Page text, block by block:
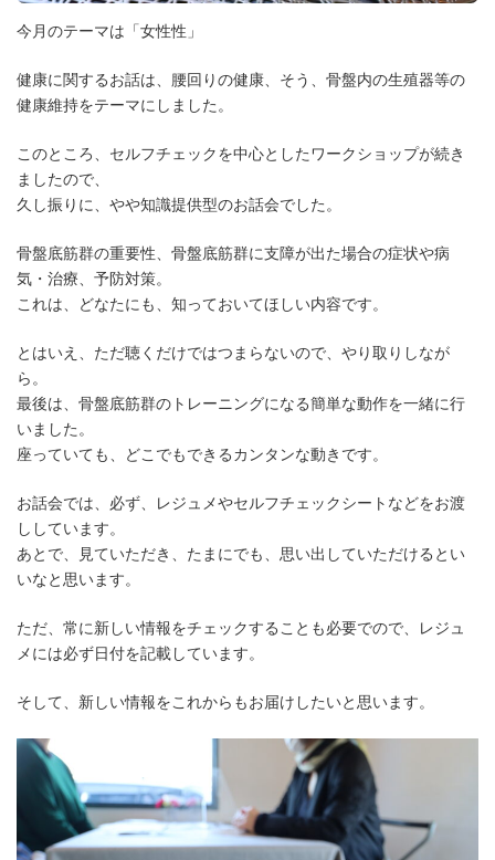
今月のテーマは「女性性」
健康に関するお話は、腰回りの健康、そう、骨盤内の生殖器等の
健康維持をテーマにしました。
このところ、セルフチェックを中心としたワークショップが続き
ましたので、
久し振りに、やや知識提供型のお話会でした。
骨盤底筋群の重要性、骨盤底筋群に支障が出た場合の症状や病
気・治療、予防対策。
これは、どなたにも、知っておいてほしい内容です。
とはいえ、ただ聴くだけではつまらないので、やり取りしなが
ら。
最後は、骨盤底筋群のトレーニングになる簡単な動作を一緒に行
いました。
座っていても、どこでもできるカンタンな動きです。
お話会では、必ず、レジュメやセルフチェックシートなどをお渡
ししています。
あとで、見ていただき、たまにでも、思い出していただけるとい
いなと思います。
ただ、常に新しい情報をチェックすることも必要でので、レジュ
メには必ず日付を記載しています。
そして、新しい情報をこれからもお届けしたいと思います。